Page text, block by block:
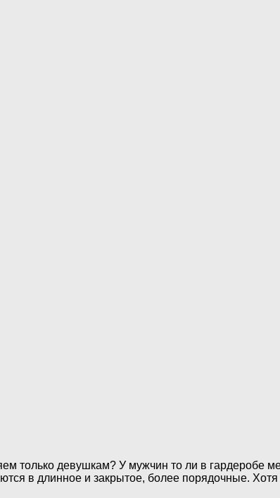
только девушкам? У мужчин то ли в гардеробе
в длинное и закрытое, более порядочные.